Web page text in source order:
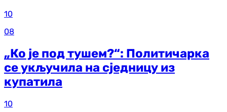
10
08
„Ко је под тушем?“: Политичарка
се укључила на сједницу из
купатила
10